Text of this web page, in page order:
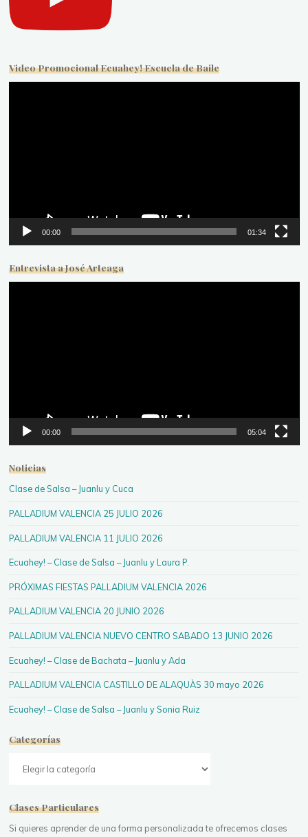
Video Promocional Ecuahey! Escuela de Baile
00:00 01:34
Entrevista a José Arteaga
00:00 05:04
Noticias
Clase de Salsa – Juanlu y Cuca
PALLADIUM VALENCIA 25 JULIO 2026
PALLADIUM VALENCIA 11 JULIO 2026
Ecuahey! – Clase de Salsa – Juanlu y Laura P.
PRÓXIMAS FIESTAS PALLADIUM VALENCIA 2026
PALLADIUM VALENCIA 20 JUNIO 2026
PALLADIUM VALENCIA NUEVO CENTRO SABADO 13 JUNIO 2026
Ecuahey! – Clase de Bachata – Juanlu y Ada
PALLADIUM VALENCIA CASTILLO DE ALAQUÀS 30 mayo 2026
Ecuahey! – Clase de Salsa – Juanlu y Sonia Ruiz
Categorías
Clases Particulares
Si quieres aprender de una forma personalizada te ofrecemos clases